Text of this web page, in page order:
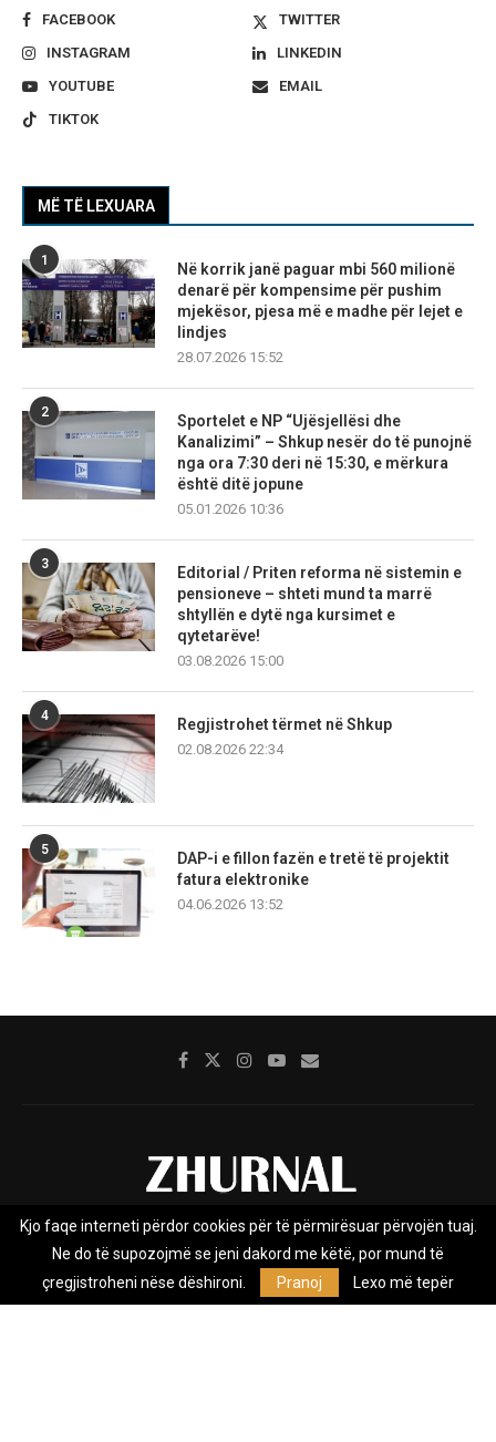
FACEBOOK
TWITTER
INSTAGRAM
LINKEDIN
YOUTUBE
EMAIL
TIKTOK
MË TË LEXUARA
1
Në korrik janë paguar mbi 560 milionë
denarë për kompensime për pushim
mjekësor, pjesa më e madhe për lejet e
lindjes
28.07.2026 15:52
2
Sportelet e NP “Ujësjellësi dhe
Kanalizimi” – Shkup nesër do të punojnë
nga ora 7:30 deri në 15:30, e mërkura
është ditë jopune
05.01.2026 10:36
3
Editorial / Priten reforma në sistemin e
pensioneve – shteti mund ta marrë
shtyllën e dytë nga kursimet e
qytetarëve!
03.08.2026 15:00
4
Regjistrohet tërmet në Shkup
02.08.2026 22:34
5
DAP-i e fillon fazën e tretë të projektit
fatura elektronike
04.06.2026 13:52
Rreth nesh Impresumi Marketing
Privacy Policy
Zhurnal.mk është Agjenci e Lajmeve e pavarur, e themeluar në vitin
Kjo faqe interneti përdor cookies për të përmirësuar përvojën tuaj.
Ne do të supozojmë se jeni dakord me këtë, por mund të
çregjistroheni nëse dëshironi.
Pranoj Lexo më tepër